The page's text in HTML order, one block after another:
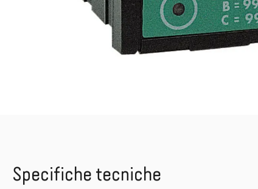
Specifiche tecniche